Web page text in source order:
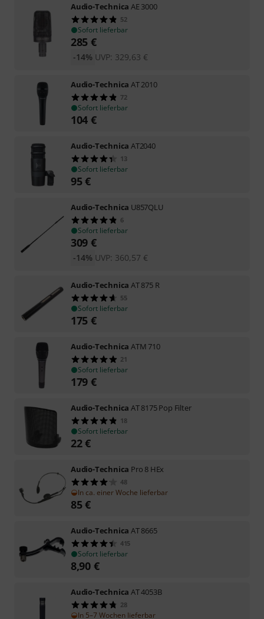
Audio-Technica AE 3000
52
Sofort lieferbar
285 €
UVP: 329,63 €
-14%
Audio-Technica AT 2010
72
Sofort lieferbar
104 €
Audio-Technica AT2040
13
Sofort lieferbar
95€
Audio-Technica U857QLU
6
Sofort lieferbar
309 €
UVP: 360,57 €
-14%
Audio-Technica AT 875 R
55
Sofort lieferbar
175 €
Audio-Technica ATM 710
21
Sofort lieferbar
179 €
Audio-Technica AT 8175 Pop Filter
18
Sofort lieferbar
22€
Audio-Technica Pro 8 HEx
48
In ca. einer Woche lieferbar
85€
Audio-Technica AT 8665
415
Sofort lieferbar
8,90 €
Audio-Technica AT 4053B
28
In 5–7 Wochen lieferbar